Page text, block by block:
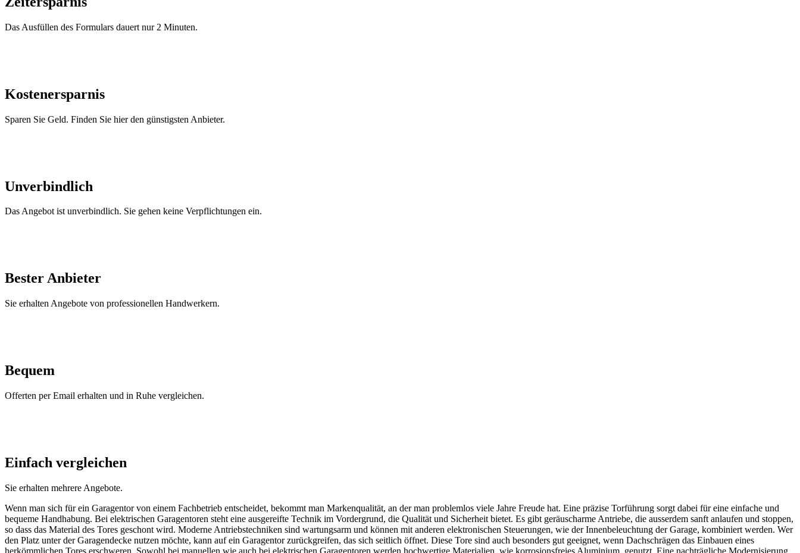
Das Ausfüllen des Formulars dauert nur 2 Minuten.
Kostenersparnis
Sparen Sie Geld. Finden Sie hier den günstigsten Anbieter.
Unverbindlich
Das Angebot ist unverbindlich. Sie gehen keine Verpflichtungen ein.
Bester Anbieter
Sie erhalten Angebote von professionellen Handwerkern.
Bequem
Offerten per Email erhalten und in Ruhe vergleichen.
Einfach vergleichen
Sie erhalten mehrere Angebote.
Wenn man sich für ein Garagentor von einem Fachbetrieb entscheidet, bekommt man Markenqualität, an der man problemlos viele Jahre Freude hat. Eine präzise Torführung sorgt dabei für eine einfache und
bequeme Handhabung. Bei elektrischen Garagentoren steht eine ausgereifte Technik im Vordergrund, die Qualität und Sicherheit bietet. Es gibt geräuscharme Antriebe, die ausserdem sanft anlaufen und stoppen,
so dass das Material des Tores geschont wird. Moderne Antriebstechniken sind wartungsarm und können mit anderen elektronischen Steuerungen, wie der Innenbeleuchtung der Garage, kombiniert werden. Wer
den Platz unter der Garagendecke nutzen möchte, kann auf ein Garagentor zurückgreifen, das sich seitlich öffnet. Diese Tore sind auch besonders gut geeignet, wenn Dachschrägen das Einbauen eines
herkömmlichen Tores erschweren. Sowohl bei manuellen wie auch bei elektrischen Garagentoren werden hochwertige Materialien, wie korrosionsfreies Aluminium, genutzt. Eine nachträgliche Modernisierung